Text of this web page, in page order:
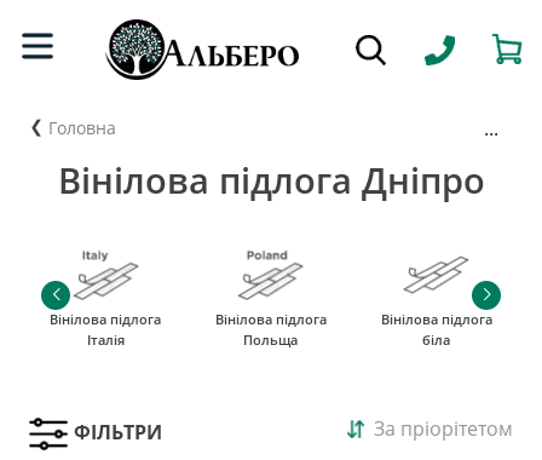
Головна ...
Вінілова підлога Дніпро
Вінілова підлога
Італія
Вінілова підлога
Польща
Вінілова підлога
біла
ФІЛЬТРИ За пріорітетом